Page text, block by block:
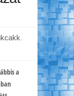
,
a